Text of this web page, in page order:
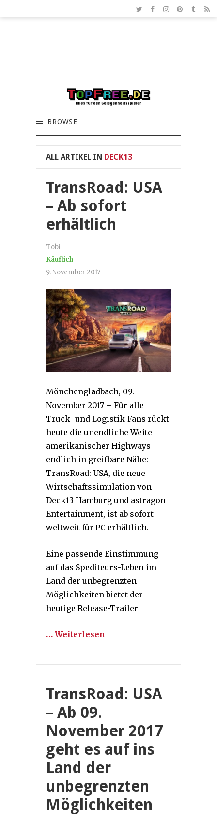
BROWSE
ALL ARTIKEL IN DECK13
TransRoad: USA
– Ab sofort
erhältlich
Tobi
Käuflich
9. November 2017
Mönchengladbach, 09.
November 2017 – Für alle
Truck- und Logistik-Fans rückt
heute die unendliche Weite
amerikanischer Highways
endlich in greifbare Nähe:
TransRoad: USA, die neue
Wirtschaftssimulation von
Deck13 Hamburg und astragon
Entertainment, ist ab sofort
weltweit für PC erhältlich.
Eine passende Einstimmung
auf das Spediteurs-Leben im
Land der unbegrenzten
Möglichkeiten bietet der
heutige Release-Trailer:
… Weiterlesen
TransRoad: USA
– Ab 09.
November 2017
geht es auf ins
Land der
unbegrenzten
Möglichkeiten